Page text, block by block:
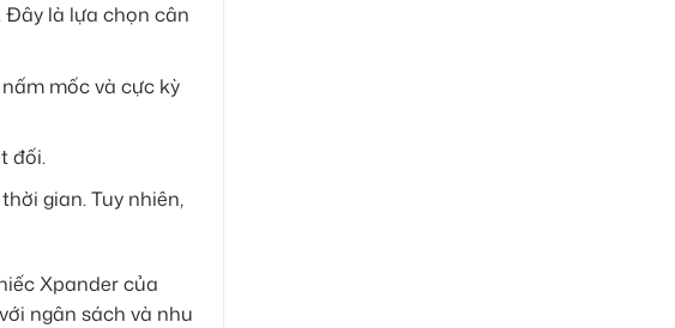
Đây là lựa chọn cân
mốc và cực kỳ
đối.
gian. Tuy nhiên,
Xpander của
ngân sách và nhu